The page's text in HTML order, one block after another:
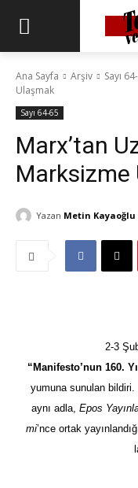
Ana Sayfa Arşiv Sayı
Ulaşmak
Sayı 64-65
Marx’tan
Marksizme
Yazan Metin Kayaoğlu
2-3
“Manifesto’nun 160.
yumuna sunulan bildiri.
aynı adla, Epos
mi’nce ortak